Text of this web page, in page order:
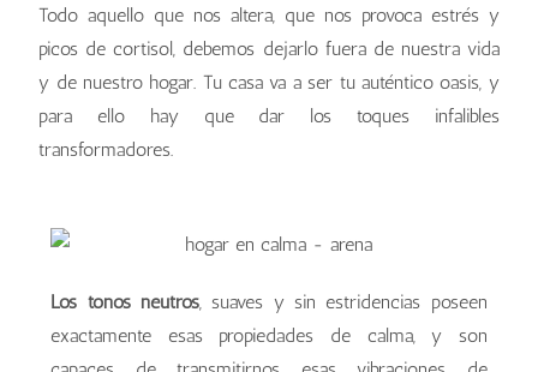
Todo aquello que nos altera, que nos provoca estrés y
picos de cortisol, debemos dejarlo fuera de nuestra vida
y de nuestro hogar. Tu casa va a ser tu auténtico oasis, y
para ello hay que dar los toques infalibles
transformadores.
Los tonos neutros , suaves y sin estridencias poseen
exactamente esas propiedades de calma, y son